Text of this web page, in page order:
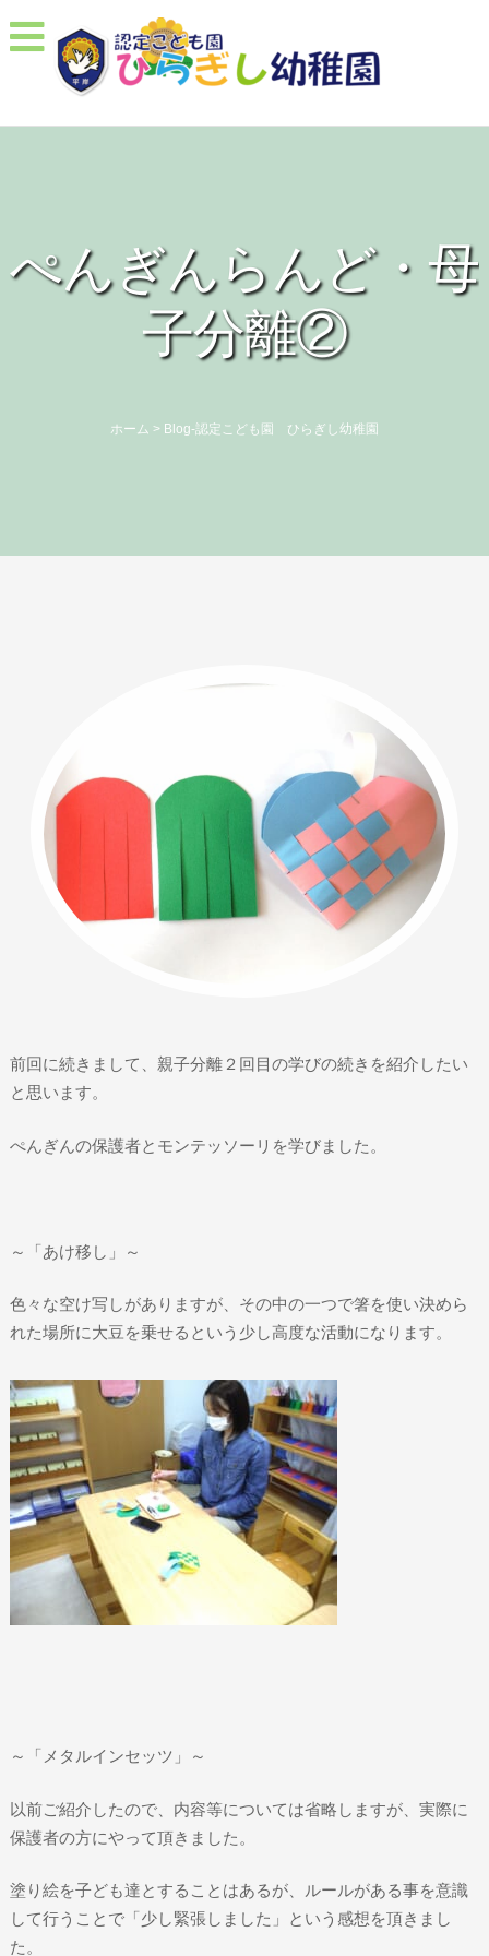
ぺんぎんらんど・母
子分離②
ホーム > Blog-認定こども園 ひらぎし幼稚園
前回に続きまして、親子分離２回目の学びの続きを紹介したい
と思います。
ぺんぎんの保護者とモンテッソーリを学びました。
～「あけ移し」～
色々な空け写しがありますが、その中の一つで箸を使い決めら
れた場所に大豆を乗せるという少し高度な活動になります。
～「メタルインセッツ」～
以前ご紹介したので、内容等については省略しますが、実際に
保護者の方にやって頂きました。
塗り絵を子ども達とすることはあるが、ルールがある事を意識
して行うことで「少し緊張しました」という感想を頂きまし
た。